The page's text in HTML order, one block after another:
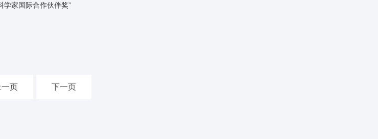
学家国际合作伙伴奖”
一页 下一页